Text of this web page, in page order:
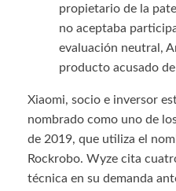
propietario de la
no aceptaba
evaluación neutral,
producto acusado
Xiaomi, socio e inversor
nombrado como uno de
de 2019, que utiliza el
Rockrobo. Wyze cita
técnica en su demanda